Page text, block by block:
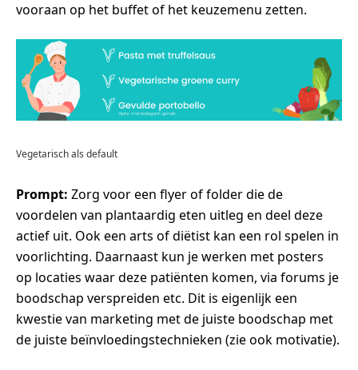
vooraan op het buffet of het keuzemenu zetten.
Vegetarisch als default
Prompt: Zorg voor een flyer of folder die de
voordelen van plantaardig eten uitleg en deel deze
actief uit. Ook een arts of diëtist kan een rol spelen in
voorlichting. Daarnaast kun je werken met posters
op locaties waar deze patiënten komen, via forums je
boodschap verspreiden etc. Dit is eigenlijk een
kwestie van marketing met de juiste boodschap met
de juiste beïnvloedingstechnieken (zie ook motivatie).